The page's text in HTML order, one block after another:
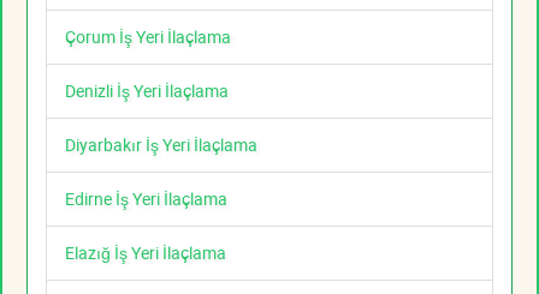
Çorum İş Yeri İlaçlama
Denizli İş Yeri İlaçlama
Diyarbakır İş Yeri İlaçlama
Edirne İş Yeri İlaçlama
Elazığ İş Yeri İlaçlama